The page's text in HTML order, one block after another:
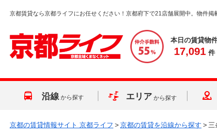
京都賃貸なら京都ライフにお任せください！京都府下で21店舗展開中。物件掲
本日の賃貸物
17,091 件
沿線 から探す エリア から探す
京都の賃貸情報サイト 京都ライフ >京都の賃貸を沿線から探す > 三